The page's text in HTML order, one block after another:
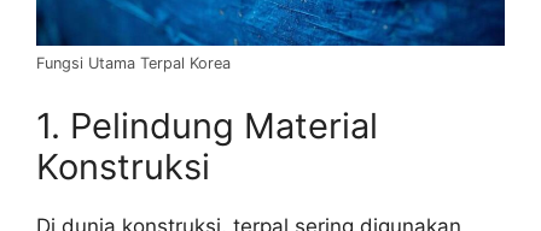
Fungsi Utama Terpal Korea
1. Pelindung Material
Konstruksi
Di dunia konstruksi, terpal sering digunakan